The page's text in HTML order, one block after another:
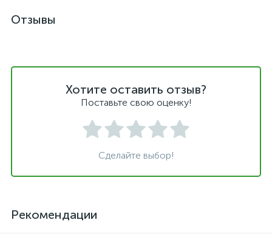
Отзывы
Хотите оставить отзыв?
Поставьте свою оценку!
Сделайте выбор!
Рекомендации